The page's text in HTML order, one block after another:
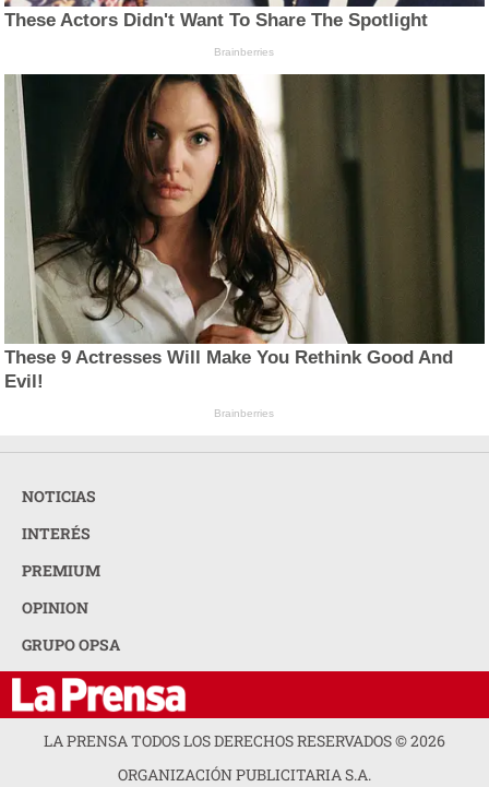
These Actors Didn't Want To Share The Spotlight
Brainberries
These 9 Actresses Will Make You Rethink Good And
Evil!
Brainberries
NOTICIAS
INTERÉS
PREMIUM
OPINION
GRUPO OPSA
LA PRENSA TODOS LOS DERECHOS RESERVADOS ©2026
ORGANIZACIÓN PUBLICITARIA S.A.